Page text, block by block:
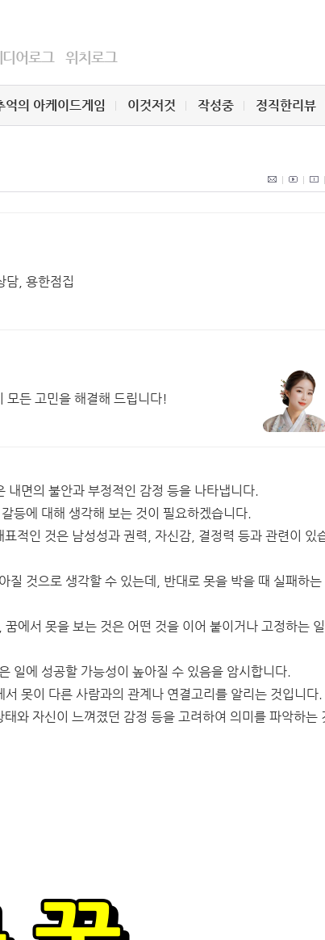
디어로그 위치로그
억의 아케이드게임 이것저것 작성중 정직한리뷰
담, 용한점집
모든 고민을 해결해 드립니다!
내면의 불안과 부정적인 감정 등을 나타냅니다.
등에 대해 생각해 보는 것이 필요하겠습니다.
적인 것은 남성성과 권력, 자신감, 결정력 등과 관련이 있
질 것으로 생각할 수 있는데, 반대로 못을 박을 때 실패하는
에서 못을 보는 것은 어떤 것을 이어 붙이거나 고정하는
일에 성공할 가능성이 높아질 수 있음을 암시합니다.
못이 다른 사람과의 관계나 연결고리를 알리는 것입니다.
와 자신이 느껴졌던 감정 등을 고려하여 의미를 파악하는